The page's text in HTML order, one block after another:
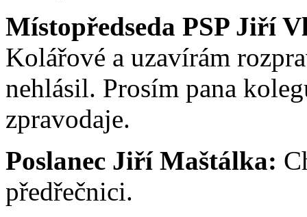
Místopředseda PSP Jiří
Kolářové a uzavírám
nehlásil. Prosím pana
zpravodaje.
Poslanec Jiří Maštálka:
předřečnici.